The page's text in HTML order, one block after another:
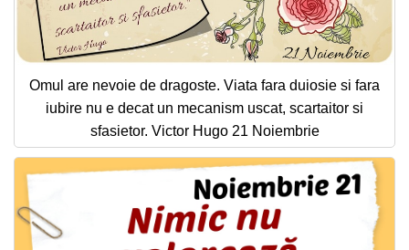
Omul are nevoie de dragoste. Viata fara duiosie si fara
iubire nu e decat un mecanism uscat, scartaitor si
sfasietor. Victor Hugo 21 Noiembrie